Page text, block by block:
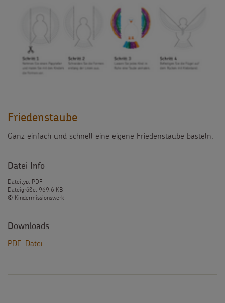
Friedenstaube
Ganz einfach und schnell eine eigene Friedenstaube basteln.
Datei Info
Dateityp: PDF
Dateigröße: 969,6 KB
© Kindermissionswerk
Downloads
PDF-Datei